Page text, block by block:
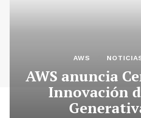
AWS
AWS anuncia
Innovación